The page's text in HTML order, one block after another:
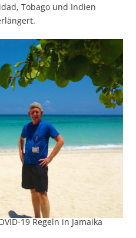
Tobago und Indien
19 Regeln in Jamaika